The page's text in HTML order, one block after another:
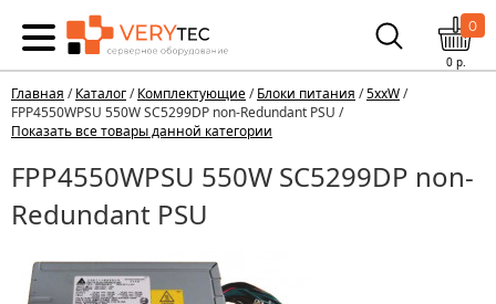
0
0р.
Главная /Каталог/Комплектующие/Блоки питания /5xxW/
FPP4550WPSU 550W SC5299DP non-Redundant PSU /
Показать все товары данной категории
FPP4550WPSU 550W SC5299DP non-
Redundant PSU